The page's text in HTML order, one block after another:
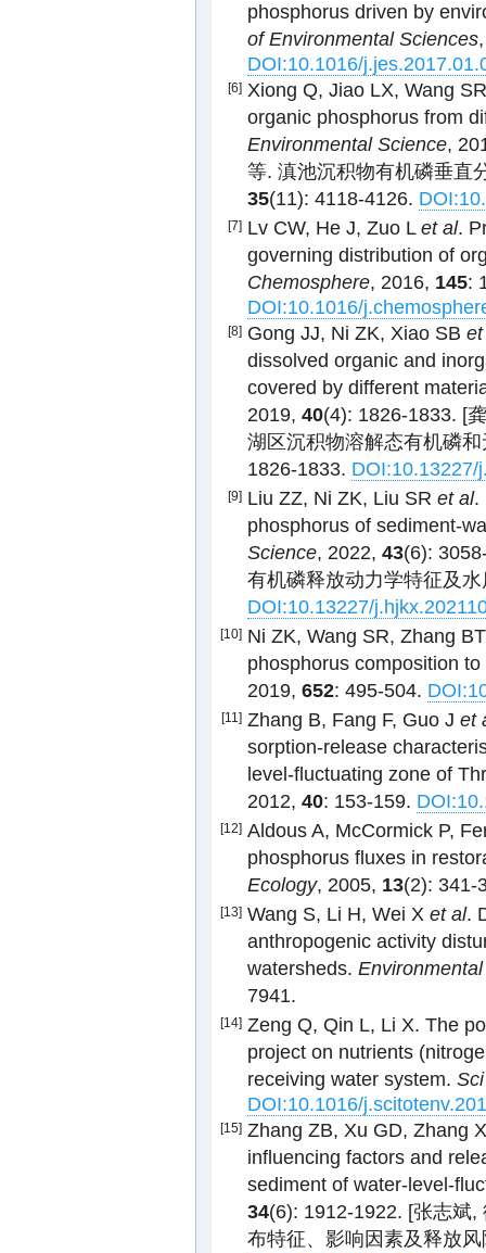
phosphorus driven by
of Environmental Sciences
DOI:10.1016/
[6] Xiong Q, Jiao LX, Wang
organic phosphorus from
Environmental Science,
等. 滇池沉积物有机磷垂直
35(11): 4118-4126.
[7] Lv CW, He J, Zuo L et al.
governing distribution of
Chemosphere, 2016, 145:
DOI:10.1016/
[8] Gong JJ, Ni ZK, Xiao SB
dissolved organic and
covered by different
2019, 40(4): 1826-1833. [
湖区沉积物溶解态有机磷
1826-1833. DOI:10.13227/
[9] Liu ZZ, Ni ZK, Liu SR et al.
phosphorus of sediment-
Science, 2022, 43(6):
有机磷释放动力学特征及
DOI:10.13227/
[10] Ni ZK, Wang SR, Zhang
phosphorus composition
2019, 652: 495-504.
[11] Zhang B, Fang F, Guo J et
sorption-release
level-fluctuating zone of
2012, 40: 153-159.
[12] Aldous A, McCormick P,
phosphorus fluxes in
Ecology, 2005, 13(2): 341-
[13] Wang S, Li H, Wei X et al.
anthropogenic activity
watersheds.
7941.
[14] Zeng Q, Qin L, Li X. The
project on nutrients
receiving water system.
DOI:10.1016/
[15] Zhang ZB, Xu GD, Zhang
influencing factors and
sediment of water-level-
34(6): 1912-1922. [张志斌
布特征、影响因素及释放